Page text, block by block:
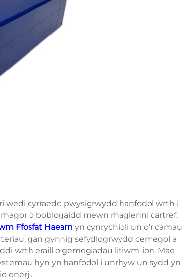
wedi cyrraedd pwysigrwydd hanfodol wrth i
o boblogaidd mewn rhaglenni cartref,
Ffosfat Haearn yn cynrychioli un o'r camau
gan gynnig sefydlogrwydd cemegol a
wrth eraill o gemegiadau litiwm-ion. Mae
hyn yn hanfodol i unrhyw un sydd yn
enerji.